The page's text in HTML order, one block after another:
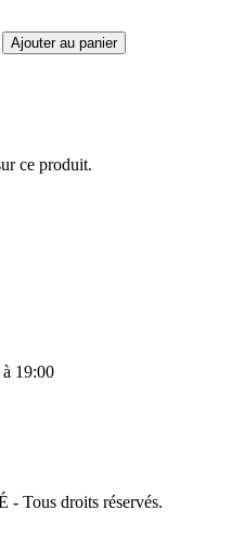
ce produit.
19:00
Tous droits réservés.